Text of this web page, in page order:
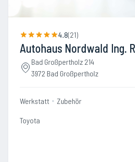
4.8(21)
Autohaus Nordwald Ing.
Bad Großpertholz 214
3972 Bad Großpertholz
Werkstatt Zubehör
Toyota